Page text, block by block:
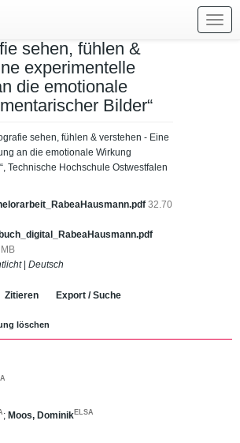
sehen, fühlen &
experimentelle
die emotionale
Bilder“
sehen, fühlen & verstehen - Eine
an die emotionale Wirkung
Technische Hochschule Ostwestfalen
32.70
| Deutsch
Zitieren Export / Suche
löschen
; Moos, Dominik ELSA